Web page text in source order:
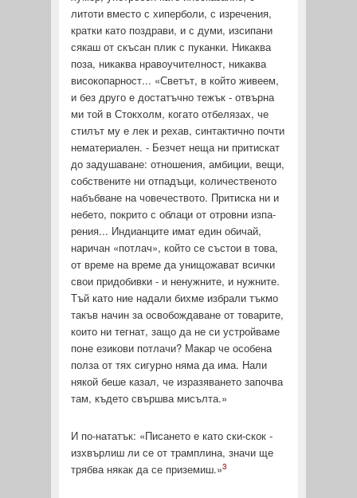
литоти вместо с хиперболи, с изречения,
кратки като поздрави, и с думи, изсипани
сякаш от скъсан плик с пуканки. Никаква
поза, никаква нравоучителност, никаква
високопарност... «Светът, в който живеем,
и без друго е достатъчно тежък - отвърна
ми той в Стокхолм, когато отбелязах, че
стилът му е лек и рехав, синтактично почти
нематериален. - Безчет неща ни притискат
до задушаване: отношения, амбиции, вещи,
соб­ствените ни отпадъци, количественото
набъбване на човечест­вото. Притиска ни и
небето, покрито с облаци от отровни изпа­
рения... Индианците имат един обичай,
наричан «потлач», който се състои в това,
от време на време да унищожават всички
свои придобивки - и ненужните, и нужните.
Тъй като ние надали бихме избрали тъкмо
такъв начин за освобождаване от товарите,
които ни тегнат, защо да не си устройваме
поне ези­кови потлачи? Макар че особена
полза от тях сигурно няма да има. Нали
някой беше казал, че изразяването започва
там, където свършва мисълта.»
И по-нататък: «Писането е като ски-скок -
изхвърлиш ли се от трамплина, значи ще
трябва някак да се приземиш.»3